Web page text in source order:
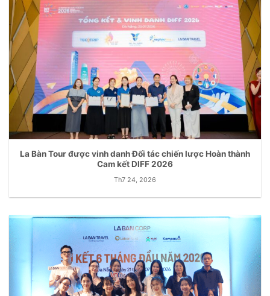
La Bàn Tour được vinh danh Đối tác chiến lược Hoàn thành
Cam kết DIFF 2026
Th7 24, 2026